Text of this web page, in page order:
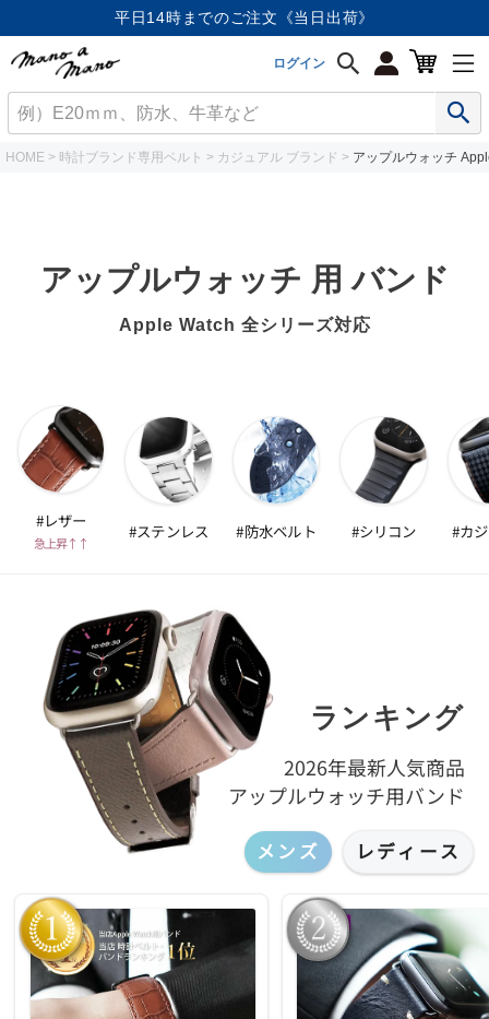
店内全品《送料無料》
ログイン
HOME 時計ブランド専用ベルト カジュアル ブランド アップルウォッチ
アップルウォッチ 用 バンド
Apple Watch 全シリーズ対応
#レザー
急上昇↑↑
#ステンレス #防水ベルト #シリコン #カ
ランキング
2026年最新人気商品
アップルウォッチ用バンド
メンズ レディース